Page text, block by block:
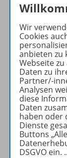
Gratis
Wir
Cookies
anbieten zu
Webseite
Daten zu
Partner/-
Analysen
diese
Daten
haben oder
Dienste
Buttons
DSGVO ein.